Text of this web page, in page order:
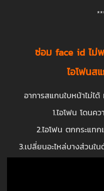
ซ่อม face id ไม่พ
ไอโฟนส
อาการสแกนใบหน้าไม่ไ
1.ไอโฟน โดนค
2.ไอโฟน ตกกระแท
3.เปลี่ยนอะไหล่บางส่วนใ